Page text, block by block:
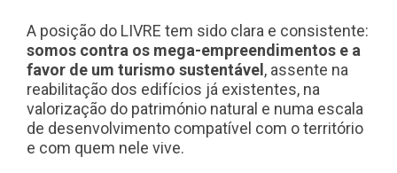
A posição do LIVRE tem sido clara e consistente:
somos contra os mega-empreendimentos e a
favor de um turismo sustentável , assente na
reabilitação dos edifícios já existentes, na
valorização do património natural e numa escala
de desenvolvimento compatível com o território
e com quem nele vive.